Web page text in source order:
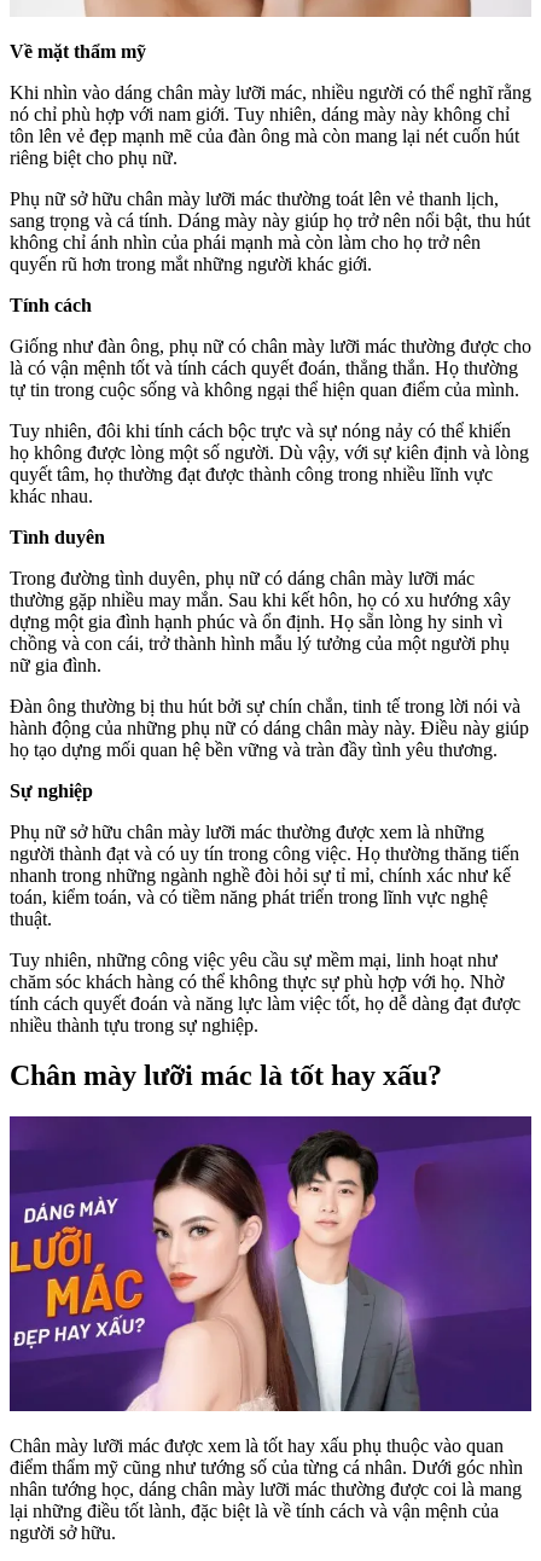
Về mặt thẩm mỹ
Khi nhìn vào dáng chân mày lưỡi mác, nhiều người có thể nghĩ rằng
nó chỉ phù hợp với nam giới. Tuy nhiên, dáng mày này không chỉ
tôn lên vẻ đẹp mạnh mẽ của đàn ông mà còn mang lại nét cuốn hút
riêng biệt cho phụ nữ.
Phụ nữ sở hữu chân mày lưỡi mác thường toát lên vẻ thanh lịch,
sang trọng và cá tính. Dáng mày này giúp họ trở nên nổi bật, thu hút
không chỉ ánh nhìn của phái mạnh mà còn làm cho họ trở nên
quyến rũ hơn trong mắt những người khác giới.
Tính cách
Giống như đàn ông, phụ nữ có chân mày lưỡi mác thường được cho
là có vận mệnh tốt và tính cách quyết đoán, thẳng thắn. Họ thường
tự tin trong cuộc sống và không ngại thể hiện quan điểm của mình.
Tuy nhiên, đôi khi tính cách bộc trực và sự nóng nảy có thể khiến
họ không được lòng một số người. Dù vậy, với sự kiên định và lòng
quyết tâm, họ thường đạt được thành công trong nhiều lĩnh vực
khác nhau.
Tình duyên
Trong đường tình duyên, phụ nữ có dáng chân mày lưỡi mác
thường gặp nhiều may mắn. Sau khi kết hôn, họ có xu hướng xây
dựng một gia đình hạnh phúc và ổn định. Họ sẵn lòng hy sinh vì
chồng và con cái, trở thành hình mẫu lý tưởng của một người phụ
nữ gia đình.
Đàn ông thường bị thu hút bởi sự chín chắn, tinh tế trong lời nói và
hành động của những phụ nữ có dáng chân mày này. Điều này giúp
họ tạo dựng mối quan hệ bền vững và tràn đầy tình yêu thương.
Sự nghiệp
Phụ nữ sở hữu chân mày lưỡi mác thường được xem là những
người thành đạt và có uy tín trong công việc. Họ thường thăng tiến
nhanh trong những ngành nghề đòi hỏi sự tỉ mỉ, chính xác như kế
toán, kiểm toán, và có tiềm năng phát triển trong lĩnh vực nghệ
thuật.
Tuy nhiên, những công việc yêu cầu sự mềm mại, linh hoạt như
chăm sóc khách hàng có thể không thực sự phù hợp với họ. Nhờ
tính cách quyết đoán và năng lực làm việc tốt, họ dễ dàng đạt được
nhiều thành tựu trong sự nghiệp.
Chân mày lưỡi mác là tốt hay xấu?
Chân mày lưỡi mác được xem là tốt hay xấu phụ thuộc vào quan
điểm thẩm mỹ cũng như tướng số của từng cá nhân. Dưới góc nhìn
nhân tướng học, dáng chân mày lưỡi mác thường được coi là mang
lại những điều tốt lành, đặc biệt là về tính cách và vận mệnh của
người sở hữu.